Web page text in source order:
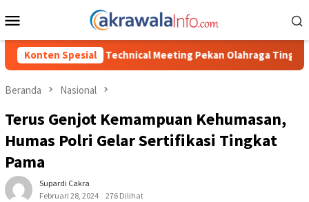
ke
Mobile
Konten Spesial
Meeting Pekan Olahraga Tingkat Kecamatan Konda
Beranda Nasional
Terus Genjot Kemampuan Kehumasan,
Humas Polri Gelar Sertifikasi Tingkat
Pama
Supardi Cakra
Februari 28, 2024
276 Dilihat